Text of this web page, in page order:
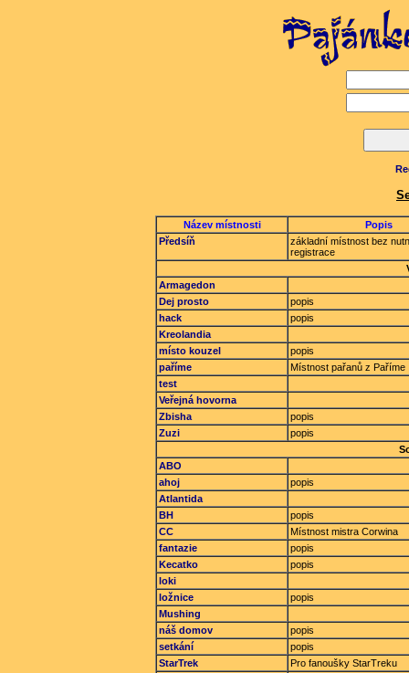
Název místnosti
Popis
Předsíň
základní místnost bez
registrace
Armagedon
Dej prosto
popis
hack
popis
Kreolandia
místo kouzel
popis
paříme
Místnost pařanů z Paříme
test
Veřejná hovorna
Zbisha
popis
Zuzi
popis
ABO
ahoj
popis
Atlantida
BH
popis
CC
Místnost mistra Corwina
fantazie
popis
Kecatko
popis
loki
ložnice
popis
Mushing
náš domov
popis
setkání
popis
StarTrek
Pro fanoušky StarTreku